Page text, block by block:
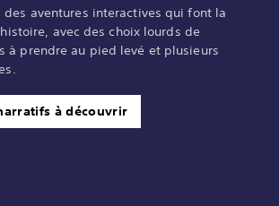
des aventures interactives qui font la
avec des choix lourds de
à prendre au pied levé et plusieurs
à découvrir